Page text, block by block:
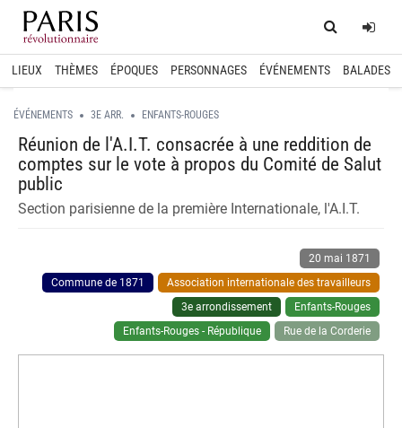
Home
LIEUX THÈMES ÉPOQUES PERSONNAGES ÉVÉNEMENTS BALADES
ÉVÉNEMENTS 3E ARR. ENFANTS-ROUGES
Réunion de l'A.I.T. consacrée à une reddition de
comptes sur le vote à propos du Comité de Salut
public
Section parisienne de la première Internationale, l'A.I.T.
20 mai 1871
Commune de 1871
Association internationale des travailleurs
3e arrondissement
Enfants-Rouges
Enfants-Rouges - République
Rue de la Corderie